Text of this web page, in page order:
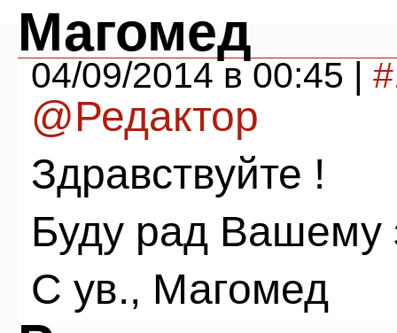
Магомед
04/09/2014 в 00:45 |
@Редактор
Здравствуйте !
Буду рад Вашему
С ув., Магомед